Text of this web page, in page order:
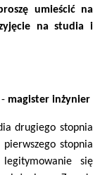
umieścić na
na studia i
- magister inżynier
drugiego stopnia
stopnia
się